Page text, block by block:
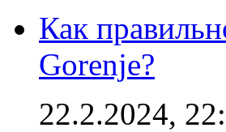
Как
Gorenje?
22.2.2024,